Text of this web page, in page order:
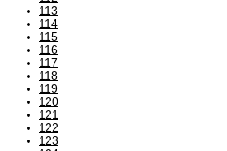
113
114
115
116
117
118
119
120
121
122
123